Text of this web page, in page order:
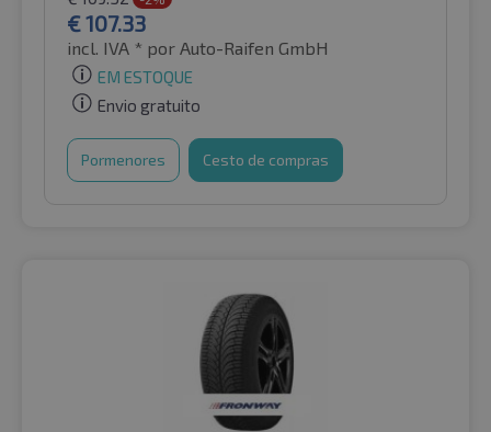
€107.33
incl. IVA * por Auto-Raifen GmbH
EM ESTOQUE
Envio gratuito
Pormenores Cesto de compras